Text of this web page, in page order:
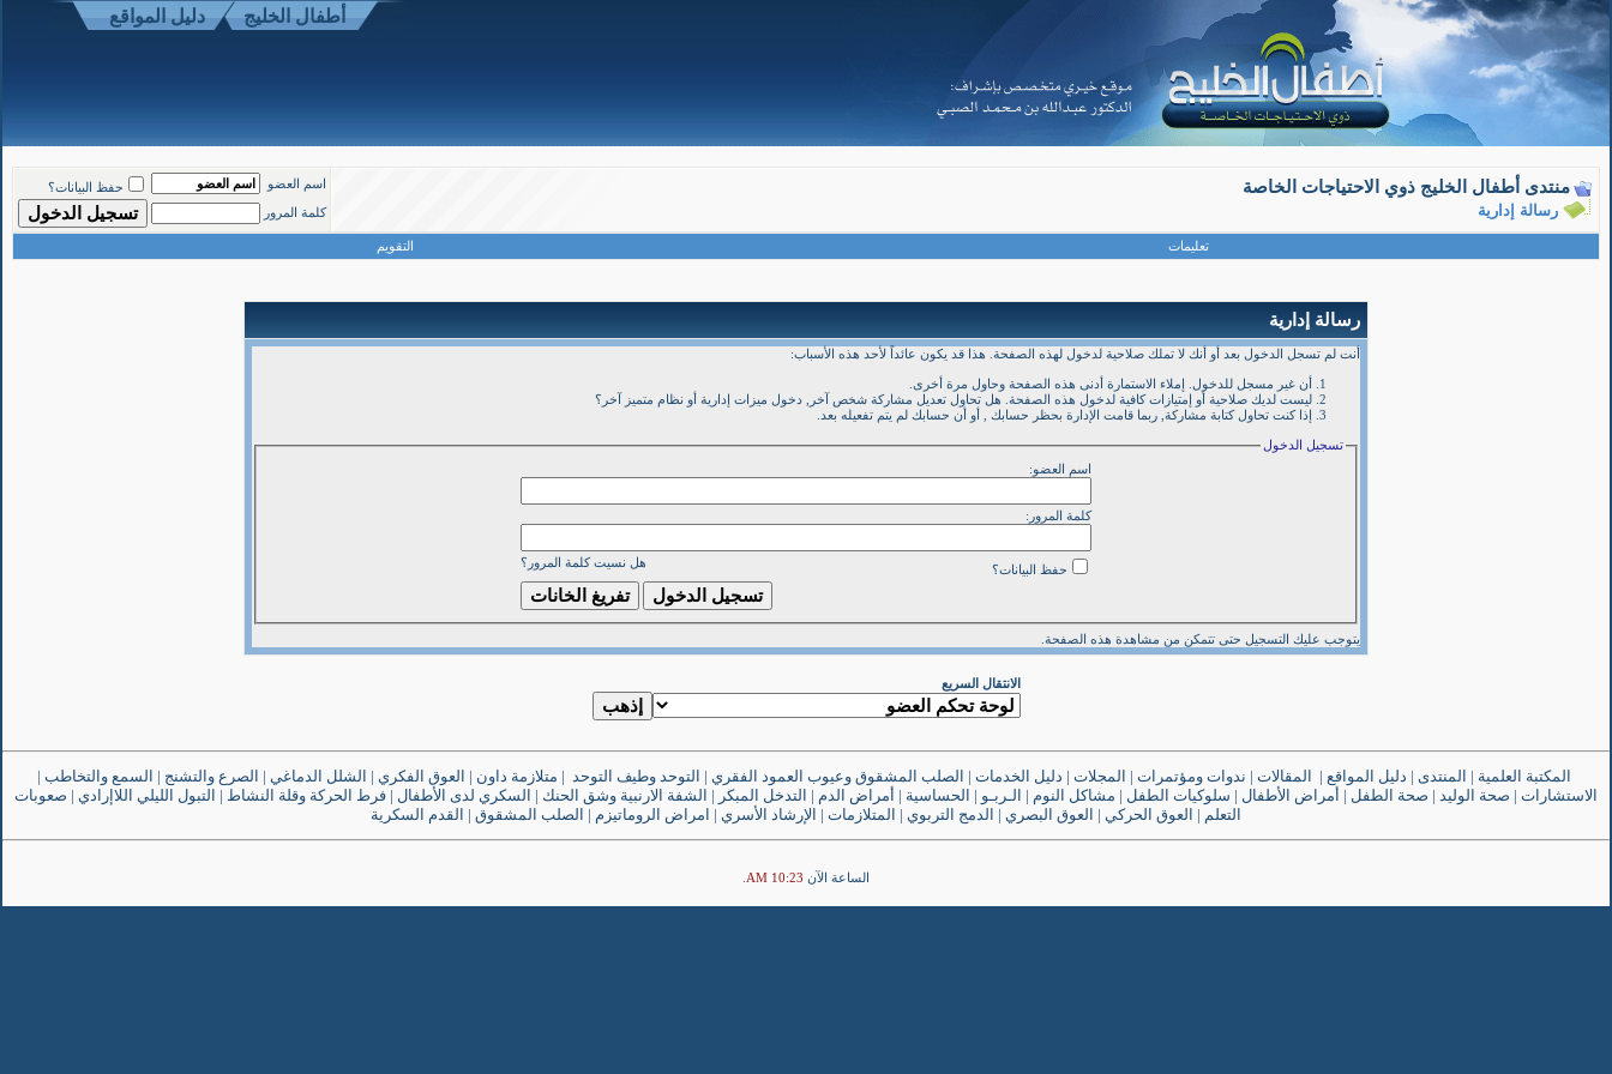
أطفال الخليج دليل المواقع
منتدى أطفال الخليج ذوي الاحتياجات الخاصة
رسالة إدارية
اسم العضو
حفظ البيانات؟
كلمة المرور
تعليمات التقويم
رسالة إدارية
أنت لم تسجل الدخول بعد أو أنك لا تملك صلاحية لدخول لهذه الصفحة. هذا قد يكون عائداً لأحد هذه الأسباب:
أن غير مسجل للدخول. إملاء الاستمارة أدنى هذه الصفحة وحاول مرة أخرى.
ليست لديك صلاحية أو إمتيازات كافية لدخول هذه الصفحة. هل تحاول تعديل مشاركة شخص آخر, دخول ميزات إدارية أو نظام متميز آخر؟
إذا كنت تحاول كتابة مشاركة, ربما قامت الإدارة بحظر حسابك , أو أن حسابك لم يتم تفعيله بعد.
تسجيل الدخول
اسم العضو:
كلمة المرور:
هل نسيت كلمة المرور؟ حفظ البيانات؟
يتوجب عليك التسجيل حتى تتمكن من مشاهدة هذه الصفحة.
الانتقال السريع
المكتبة العلمية | المنتدى | دليل المواقع | المقالات | ندوات ومؤتمرات | المجلات | دليل الخدمات | الصلب المشقوق وعيوب العمود الفقري | التوحد وطيف التوحد | متلازمة داون | العوق الفكري | الشلل الدماغي | الصرع والتشنج | السمع والتخاطب |
الاستشارات | صحة الوليد | صحة الطفل | أمراض الأطفال | سلوكيات الطفل | مشاكل النوم | الـربـو | الحساسية | أمراض الدم | التدخل المبكر | الشفة الارنبية وشق الحنك | السكري لدى الأطفال | فرط الحركة وقلة النشاط | التبول الليلي اللاإرادي | صعوبات
التعلم | العوق الحركي | العوق البصري | الدمج التربوي | المتلازمات | الإرشاد الأسري | امراض الروماتيزم | الصلب المشقوق | القدم السكرية
الساعة الآن 10:23 AM